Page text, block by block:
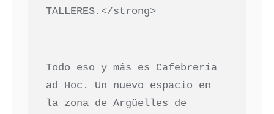
TALLERES.</strong>
Todo eso y más es Cafebrería
ad Hoc. Un nuevo espacio en
la zona de Argüelles de